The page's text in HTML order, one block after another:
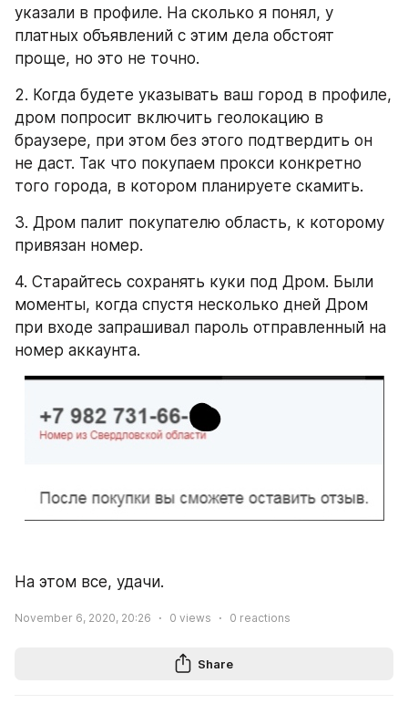
указали в профиле. На сколько я понял, у
платных объявлений с этим дела обстоят
проще, но это не точно.
2. Когда будете указывать ваш город в профиле,
дром попросит включить геолокацию в
браузере, при этом без этого подтвердить он
не даст. Так что покупаем прокси конкретно
того города, в котором планируете скамить.
3. Дром палит покупателю область, к которому
привязан номер.
4. Старайтесь сохранять куки под Дром. Были
моменты, когда спустя несколько дней Дром
при входе запрашивал пароль отправленный на
номер аккаунта.
На этом все, удачи.
November 6, 2020, 20:26 0 views 0 reactions
Share